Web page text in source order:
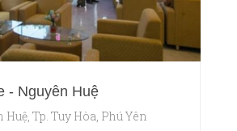
- Nguyễn Huệ
Huệ, Tp. Tuy Hòa, Phú Yên